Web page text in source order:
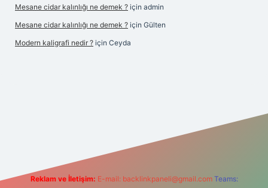
Mesane cidar kalınlığı ne demek ? için admin
Mesane cidar kalınlığı ne demek ? için Gülten
Modern kaligrafi nedir ? için Ceyda
Reklam ve İletişim: E-mail: backlinkpaneli@gmail.com Teams: